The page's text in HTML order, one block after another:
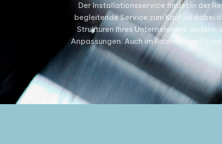
Der Installationsservice findet in der
begleitende Service zum Kauf ist dabei
Strukturen Ihres Unternehmens
Anpassungen. Auch im Rahmen von